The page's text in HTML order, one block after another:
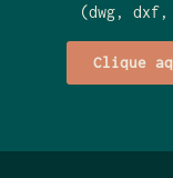
(dwg, dxf,
Clique